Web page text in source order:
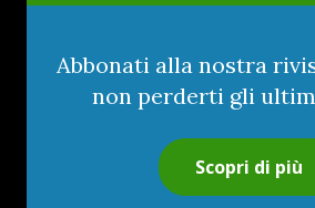
Abbonati alla nostra
non perderti gli
Scopri di più